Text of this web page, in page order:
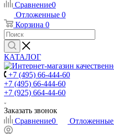
Сравнение0
Отложенные 0
Корзина 0
КАТАЛОГ
+7 (495) 66-444-60
+7 (495) 66-444-60
+7 (925) 664-44-60
Заказать звонок
Сравнение0 Отложенные